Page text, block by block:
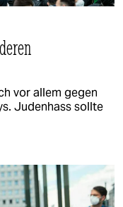
vor allem gegen
Judenhass sollte